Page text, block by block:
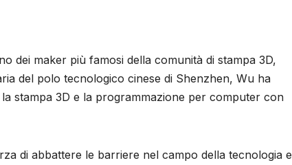
dei maker più famosi della comunità di stampa 3D,
del polo tecnologico cinese di Shenzhen, Wu ha
stampa 3D e la programmazione per computer con
di abbattere le barriere nel campo della tecnologia e